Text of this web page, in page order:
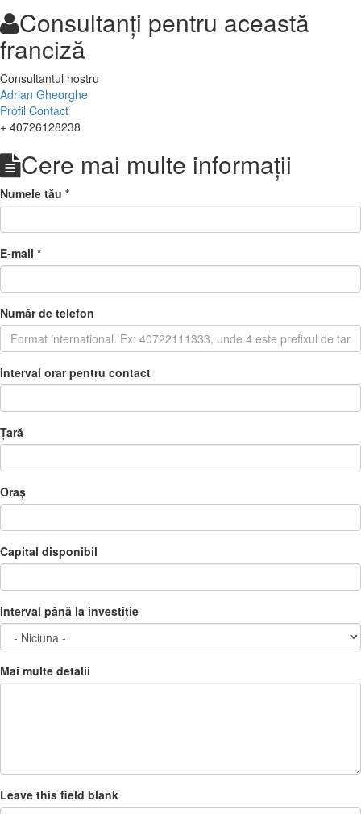
Consultanți pentru această
franciză
Consultantul nostru
Adrian Gheorghe
Profil Contact
+ 40726128238
Cere mai multe informații
Numele tău *
E-mail *
Număr de telefon
Interval orar pentru contact
Țară
Oraș
Capital disponibil
Interval până la investiție
Mai multe detalii
Leave this field blank